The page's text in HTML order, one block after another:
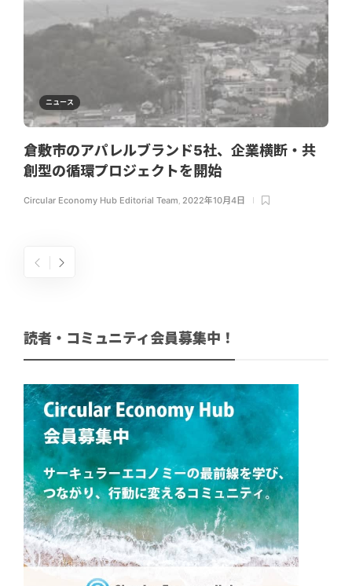
ニュース
倉敷市のアパレルブランド5社、企業横断・共
創型の循環プロジェクトを開始
Circular Economy Hub Editorial Team, 2022年10月4日
読者・コミュニティ会員募集中！